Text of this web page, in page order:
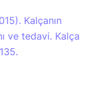
Kalçanın
ve tedavi. Kalça